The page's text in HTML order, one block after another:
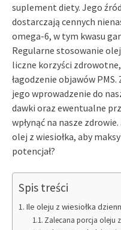
suplement diety. Jego
dostarczają cennych
omega-6, w tym kwasu
Regularne stosowanie
liczne korzyści
łagodzenie objawów
jego wprowadzenie do
dawki oraz ewentualne
wpłynąć na nasze
olej z wiesiołka, aby
potencjał?
Spis treści
Ile oleju z wiesiołka
Zalecana porcja oleju